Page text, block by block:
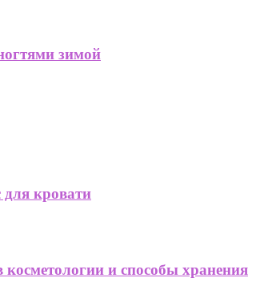
зимой
кровати
и способы хранения